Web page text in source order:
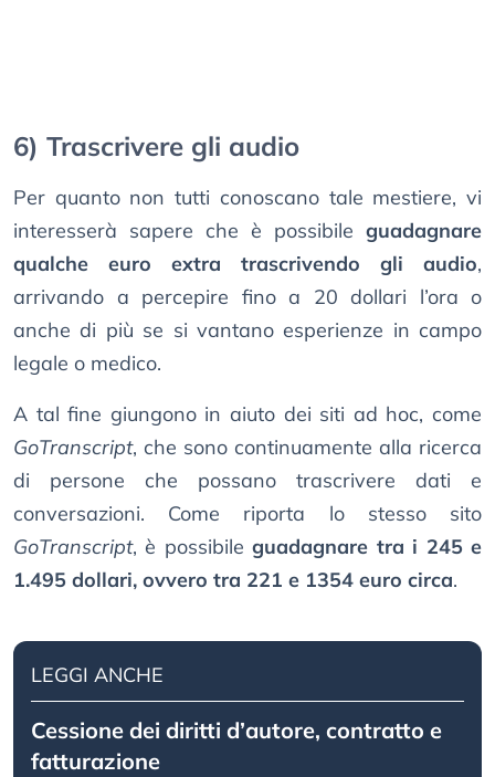
6) Trascrivere gli audio
Per quanto non tutti conoscano tale mestiere, vi
interesserà sapere che è possibile guadagnare
qualche euro extra trascrivendo gli audio,
arrivando a percepire fino a 20 dollari l’ora o
anche di più se si vantano esperienze in campo
legale o medico.
A tal fine giungono in aiuto dei siti ad hoc, come
GoTranscript, che sono continuamente alla ricerca
di persone che possano trascrivere dati e
conversazioni. Come riporta lo stesso sito
GoTranscript, è possibileguadagnare tra i 245 e
1.495 dollari, ovvero tra 221 e 1354 euro circa.
LEGGI ANCHE
Cessione dei diritti d’autore, contratto e
fatturazione